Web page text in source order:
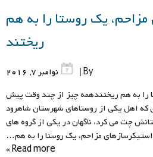
یک روستا را به هم
ریختند
By |
نوامبر 7, 2016
را به هم ریختندهمه چیز از چند وقت پیش
پسر ١٩ ساله ای که اهل یکی از روستاهای شهرستان شاهرود
چت می کرد، ناگهان در یکی از گروه های
مزاحم، یک روستا را به هم…
Read more »